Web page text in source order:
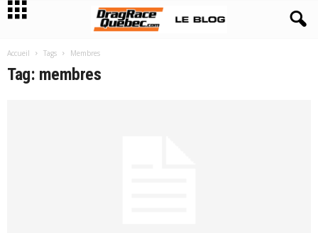
Accueil Tags Membres
Tag: membres